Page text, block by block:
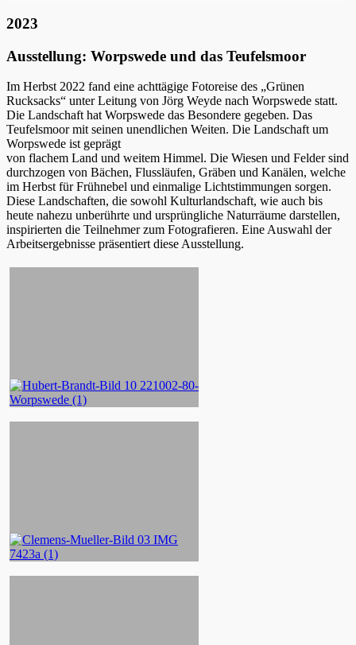
2023
Ausstellung: Worpswede und das Teufelsmoor
Im Herbst 2022 fand eine achttägige Fotoreise des „Grünen
Rucksacks“ unter Leitung von Jörg Weyde nach Worpswede statt.
Die Landschaft hat Worpswede das Besondere gegeben. Das
Teufelsmoor mit seinen unendlichen Weiten. Die Landschaft um
Worpswede ist geprägt
von flachem Land und weitem Himmel. Die Wiesen und Felder sind
durchzogen von Bächen, Flussläufen, Gräben und Kanälen, welche
im Herbst für Frühnebel und einmalige Lichtstimmungen sorgen.
Diese Landschaften, die sowohl Kulturlandschaft, wie auch bis
heute nahezu unberührte und ursprüngliche Naturräume darstellen,
inspirierten die Teilnehmer zum Fotografieren. Eine Auswahl der
Arbeitsergebnisse präsentiert diese Ausstellung.